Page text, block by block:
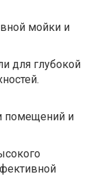
мойки и
для глубокой
помещений и